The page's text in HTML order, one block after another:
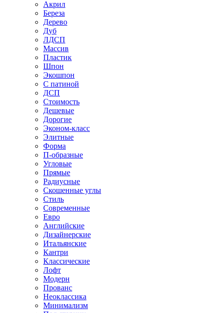
Акрил
Береза
Дерево
Дуб
ЛДСП
Массив
Пластик
Шпон
Экошпон
С патиной
ДСП
Стоимость
Дешевые
Дорогие
Эконом-класс
Элитные
Форма
П-образные
Угловые
Прямые
Радиусные
Скошенные углы
Стиль
Современные
Евро
Английские
Дизайнерские
Итальянские
Кантри
Классические
Лофт
Модерн
Прованс
Неоклассика
Минимализм